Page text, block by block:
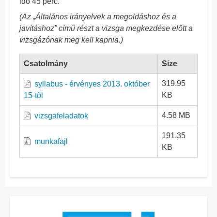
(Az „Általános irányelvek a megoldáshoz és a
javításhoz” című részt a vizsga megkezdése előtt a
vizsgázónak meg kell kapnia.)
Csatolmány Size
syllabus - érvényes 2013. október
15-től
319.95
KB
vizsgafeladatok 4.58 MB
munkafajl
191.35
KB